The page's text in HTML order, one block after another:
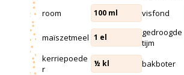
room 100 ml visfond
maïszetmeel 1 el
gedroogde
tijm
kerriepoede
r
½ kl bakboter